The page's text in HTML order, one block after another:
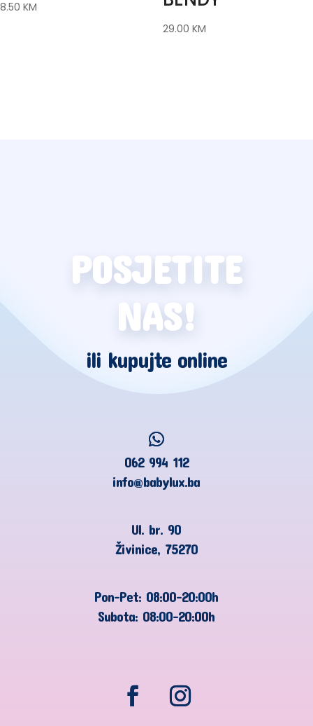
8.50 KM
29.00 KM
POSJETITE
NAS!
ili kupujte online
062 994 112
info@babylux.ba
Ul. br. 90
Živinice, 75270
Pon-Pet: 08:00-20:00h
Subota: 08:00-20:00h